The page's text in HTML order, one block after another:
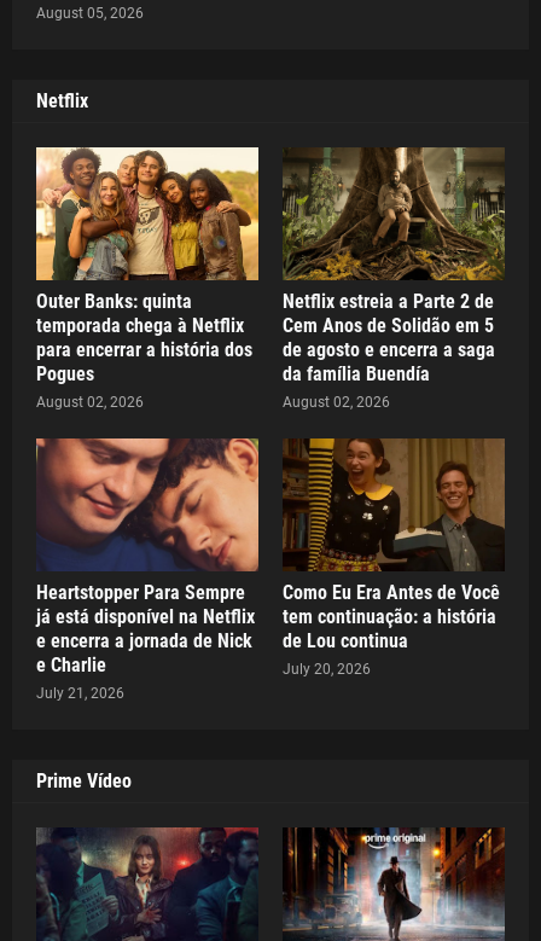
August 05, 2026
Netflix
Outer Banks: quinta
temporada chega à Netflix
para encerrar a história dos
Pogues
August 02, 2026
Netflix estreia a Parte 2 de
Cem Anos de Solidão em 5
de agosto e encerra a saga
da família Buendía
August 02, 2026
Heartstopper Para Sempre
já está disponível na Netflix
e encerra a jornada de Nick
e Charlie
July 21, 2026
Como Eu Era Antes de Você
tem continuação: a história
de Lou continua
July 20, 2026
Prime Vídeo